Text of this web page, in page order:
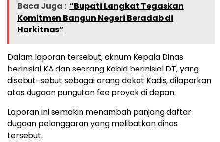
Baca Juga : “Bupati Langkat Tegaskan
Komitmen Bangun Negeri Beradab di
Harkitnas”
Dalam laporan tersebut, oknum Kepala Dinas
berinisial KA dan seorang Kabid berinisial DT, yang
disebut-sebut sebagai orang dekat Kadis, dilaporkan
atas dugaan pungutan fee proyek di depan.
Laporan ini semakin menambah panjang daftar
dugaan pelanggaran yang melibatkan dinas
tersebut.